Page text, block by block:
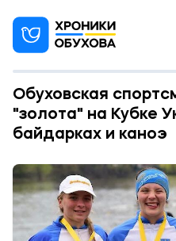
Обуховская
"золота" на Кубке
байдарках и каноэ